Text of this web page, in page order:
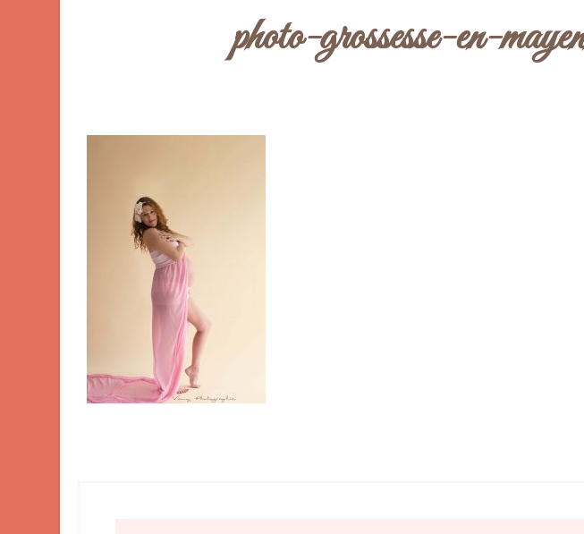
photo-grossesse-en-